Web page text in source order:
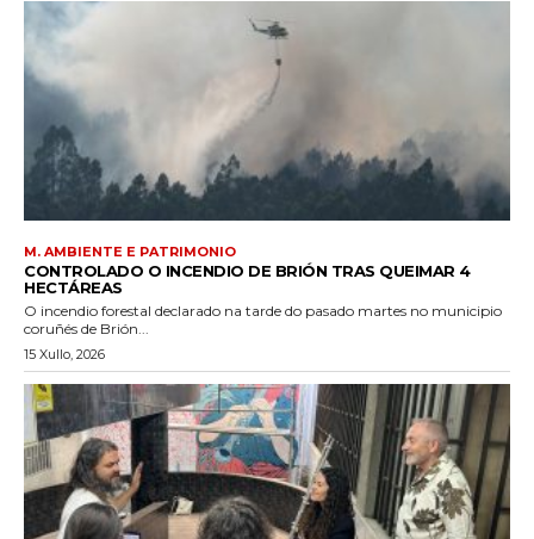
M. AMBIENTE E PATRIMONIO
CONTROLADO O INCENDIO DE BRIÓN TRAS QUEIMAR 4
HECTÁREAS
O incendio forestal declarado na tarde do pasado martes no municipio
coruñés de Brión...
15 Xullo, 2026